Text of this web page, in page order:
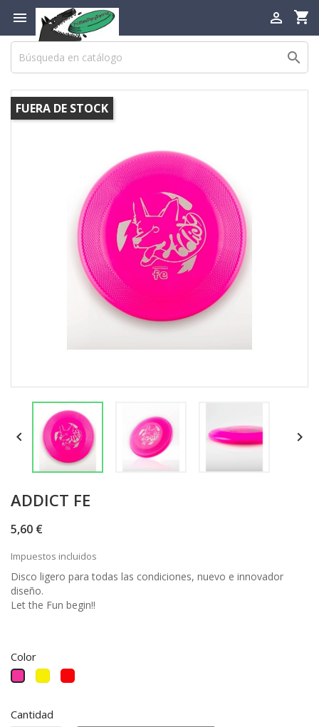
 shopping_cart


FUERA DE STOCK
 
ADDICT FE
5,60 €
Impuestos incluidos
Disco ligero para todas las condiciones, nuevo e innovador
diseño.
Let the Fun begin!!
Color
Rosa AmarilloRojo
Cantidad